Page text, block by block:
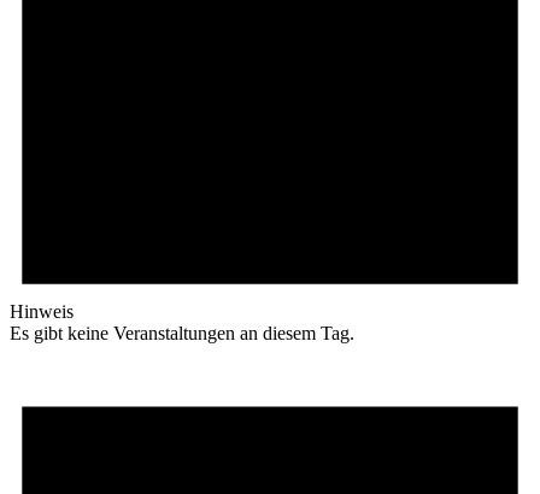
Hinweis
Es gibt keine Veranstaltungen an diesem Tag.